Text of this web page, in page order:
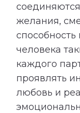
желания,
человека
каждого
проявлять
любовь и